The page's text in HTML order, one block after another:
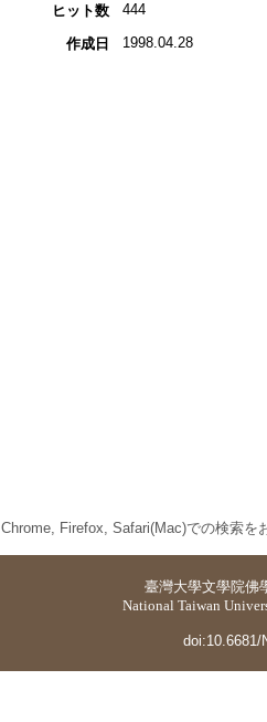
ヒット数 444
作成日 1998.04.28
Chrome, Firefox, Safari(Mac)での検索を
臺灣大學文學院佛
National Taiwan
doi:10.6681/